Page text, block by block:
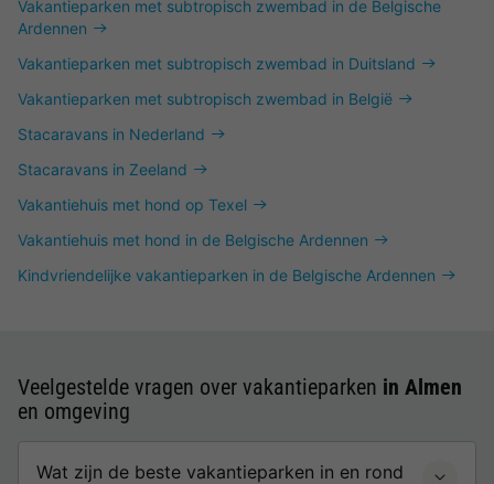
Vakantieparken met subtropisch zwembad in de Belgische
Ardennen
Vakantieparken met subtropisch zwembad in Duitsland
Vakantieparken met subtropisch zwembad in België
Stacaravans in Nederland
Stacaravans in Zeeland
Vakantiehuis met hond op Texel
Vakantiehuis met hond in de Belgische Ardennen
Kindvriendelijke vakantieparken in de Belgische Ardennen
Veelgestelde vragen over vakantieparken in Almen
en omgeving
Wat zijn de beste vakantieparken in en rond